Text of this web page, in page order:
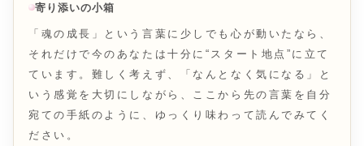
寄り添いの小箱
「魂の成長」という言葉に少しでも心が動いたなら、
それだけで今のあなたは十分に“スタート地点”に立て
ています。難しく考えず、「なんとなく気になる」と
いう感覚を大切にしながら、ここから先の言葉を自分
宛ての手紙のように、ゆっくり味わって読んでみてく
ださい。